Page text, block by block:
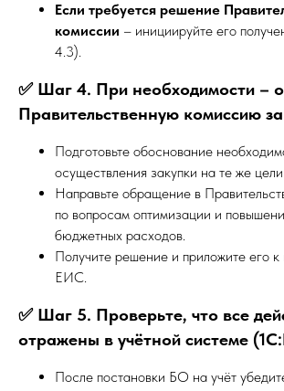
Если требуется решение
комиссии – инициируйте его
4.3).
✅ Шаг 4. При необходимости –
Правительственную комиссию
Подготовьте обоснование
осуществления закупки на те же
Направьте обращение в
по вопросам оптимизации и
бюджетных расходов.
Получите решение и приложите его
ЕИС.
✅ Шаг 5. Проверьте, что все
отражены в учётной системе
После постановки БО на учёт